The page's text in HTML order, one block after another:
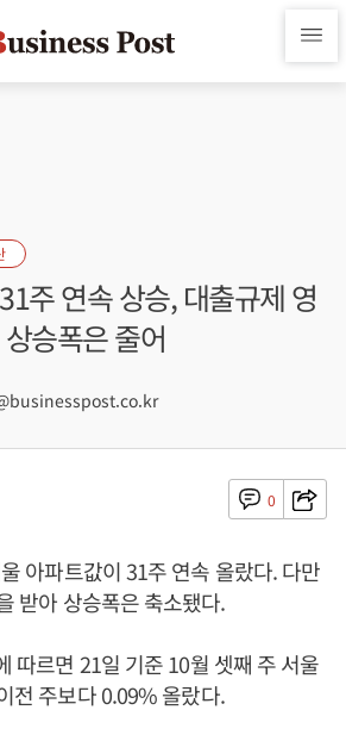
주 연속 상승, 대출규제 영
승폭은 줄어
0
아파트값이 31주 연속 올랐다. 다만
받아 상승폭은 축소됐다.
따르면 21일 기준 10월 셋째 주 서울
전 주보다 0.09% 올랐다.